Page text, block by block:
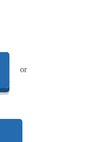
or